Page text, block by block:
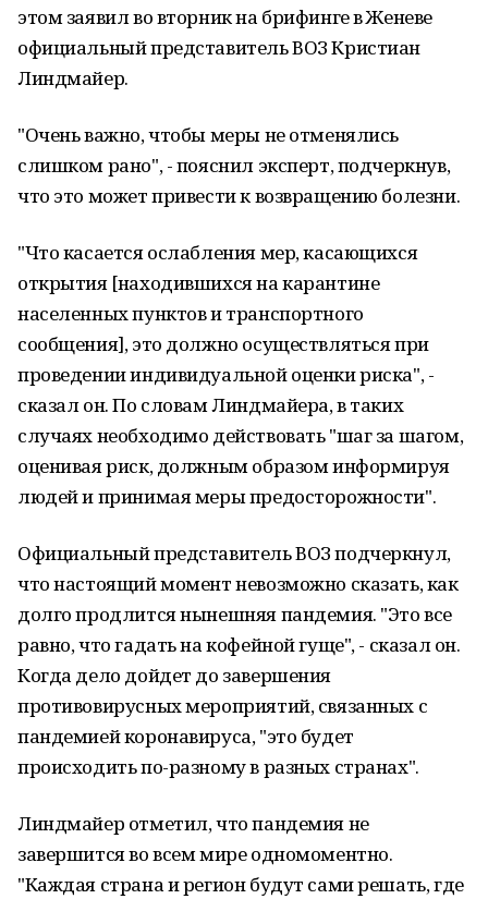
этом заявил во вторник на брифинге в Женеве
официальный представитель ВОЗ Кристиан
Линдмайер.
"Очень важно, чтобы меры не отменялись
слишком рано", - пояснил эксперт, подчеркнув,
что это может привести к возвращению болезни.
"Что касается ослабления мер, касающихся
открытия [находившихся на карантине
населенных пунктов и транспортного
сообщения], это должно осуществляться при
проведении индивидуальной оценки риска", -
сказал он. По словам Линдмайера, в таких
случаях необходимо действовать "шаг за шагом,
оценивая риск, должным образом информируя
людей и принимая меры предосторожности".
Официальный представитель ВОЗ подчеркнул,
что настоящий момент невозможно сказать, как
долго продлится нынешняя пандемия. "Это все
равно, что гадать на кофейной гуще", - сказал он.
Когда дело дойдет до завершения
противовирусных мероприятий, связанных с
пандемией коронавируса, "это будет
происходить по-разному в разных странах".
Линдмайер отметил, что пандемия не
завершится во всем мире одномоментно.
"Каждая страна и регион будут сами решать, где